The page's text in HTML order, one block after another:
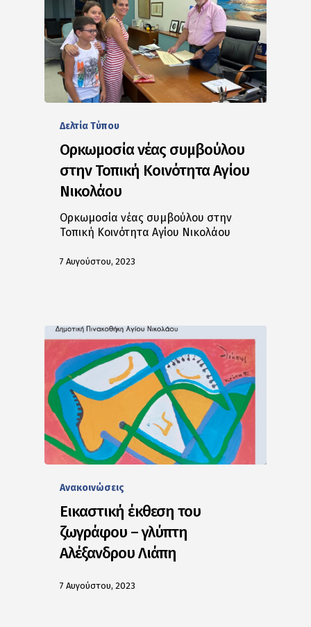
Δελτία Tύπου
Ορκωμοσία νέας συμβούλου
στην Τοπική Κοινότητα Αγίου
Νικολάου
Ορκωμοσία νέας συμβούλου στην
Τοπική Κοινότητα Αγίου Νικολάου
7 Αυγούστου, 2023
Ανακοινώσεις
Εικαστική έκθεση του
ζωγράφου – γλύπτη
Αλέξανδρου Λιάπη
7 Αυγούστου, 2023